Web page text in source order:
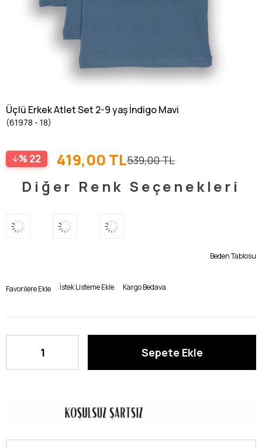
Üçlü Erkek Atlet Set 2-9 yaş İndigo Mavi
(61978 - 18)
22 539,00 TL
419,00 TL
Diğer Renk Seçenekleri
Beden Tablosu
Favorilere Ekle İstek Listeme Ekle Kargo Bedava